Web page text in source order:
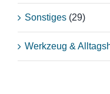
Sonstiges (29)
Werkzeug &